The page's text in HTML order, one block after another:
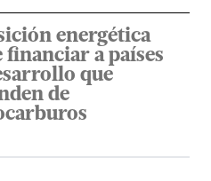
energética
financiar a países
que
de